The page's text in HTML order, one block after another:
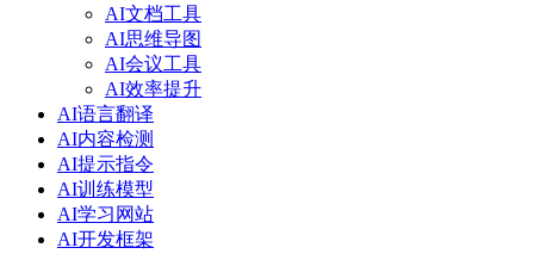
AI文档工具
AI思维导图
AI会议工具
AI效率提升
AI语言翻译
AI内容检测
AI提示指令
AI训练模型
AI学习网站
AI开发框架